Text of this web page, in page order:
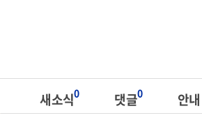
새소식0 댓글0 안내